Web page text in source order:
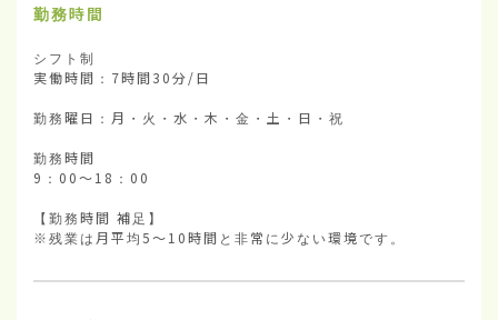
勤務時間
シフト制
実働時間：7時間30分/日
勤務曜日：月・火・水・木・金・土・日・祝
勤務時間
9：00～18：00
【勤務時間 補足】
※残業は月平均5～10時間と非常に少ない環境です。